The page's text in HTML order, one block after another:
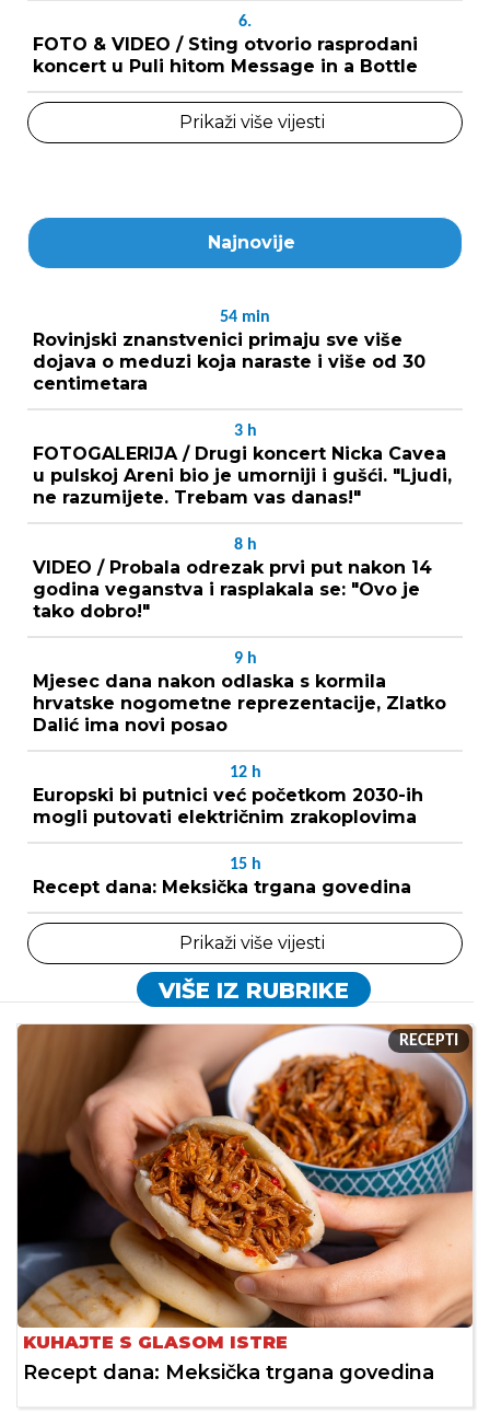
6.
FOTO & VIDEO / Sting otvorio rasprodani
koncert u Puli hitom Message in a Bottle
Prikaži više vijesti
Najnovije
54 min
Rovinjski znanstvenici primaju sve više
dojava o meduzi koja naraste i više od 30
centimetara
3 h
FOTOGALERIJA / Drugi koncert Nicka Cavea
u pulskoj Areni bio je umorniji i gušći. "Ljudi,
ne razumijete. Trebam vas danas!"
8 h
VIDEO / Probala odrezak prvi put nakon 14
godina veganstva i rasplakala se: "Ovo je
tako dobro!"
9 h
Mjesec dana nakon odlaska s kormila
hrvatske nogometne reprezentacije, Zlatko
Dalić ima novi posao
12 h
Europski bi putnici već početkom 2030-ih
mogli putovati električnim zrakoplovima
15 h
Recept dana: Meksička trgana govedina
Prikaži više vijesti
VIŠE IZ RUBRIKE
RECEPTI
KUHAJTE S GLASOM ISTRE
Recept dana: Meksička trgana govedina